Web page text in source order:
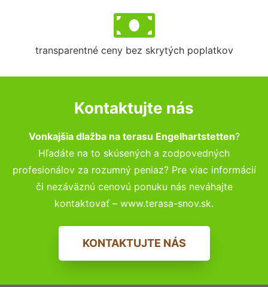
transparentné ceny bez skrytých poplatkov
Kontaktujte nás
Vonkajšia dlažba na terasu Engelhartstetten?
Hľadáte na to skúsených a zodpovedných
profesionálov za rozumný peniaz? Pre viac informácií
či nezáväznú cenovú ponuku nás neváhajte
kontaktovať – www.terasa-snov.sk.
KONTAKTUJTE NÁS